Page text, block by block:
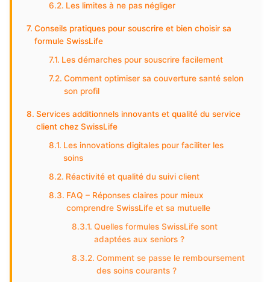
Les limites à ne pas négliger
Conseils pratiques pour souscrire et bien choisir sa
formule SwissLife
Les démarches pour souscrire facilement
Comment optimiser sa couverture santé selon
son profil
Services additionnels innovants et qualité du service
client chez SwissLife
Les innovations digitales pour faciliter les
soins
Réactivité et qualité du suivi client
FAQ – Réponses claires pour mieux
comprendre SwissLife et sa mutuelle
Quelles formules SwissLife sont
adaptées aux seniors ?
Comment se passe le remboursement
des soins courants ?